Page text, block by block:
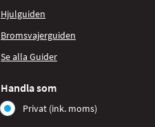
Hjulguiden
Bromsvajerguiden
Se alla Guider
Handla som
Privat (ink. moms)